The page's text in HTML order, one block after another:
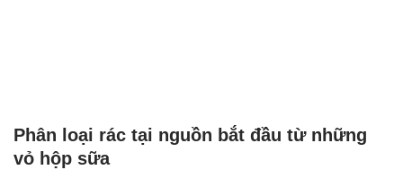
Phân loại rác tại nguồn bắt đầu từ những
vỏ hộp sữa